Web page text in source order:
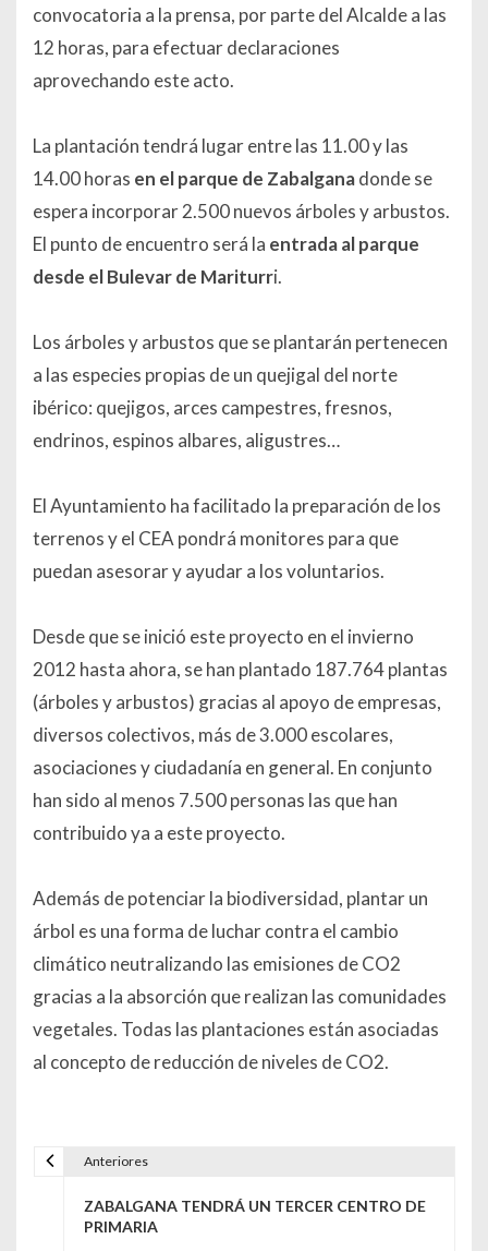
convocatoria a la prensa, por parte del Alcalde a las
12 horas, para efectuar declaraciones
aprovechando este acto.
La plantación tendrá lugar entre las 11.00 y las
14.00 horas en el parque de Zabalganadonde se
espera incorporar 2.500 nuevos árboles y arbustos.
El punto de encuentro será la entrada al parque
desde el Bulevar de Mariturri.
Los árboles y arbustos que se plantarán pertenecen
a las especies propias de un quejigal del norte
ibérico: quejigos, arces campestres, fresnos,
endrinos, espinos albares, aligustres…
El Ayuntamiento ha facilitado la preparación de los
terrenos y el CEA pondrá monitores para que
puedan asesorar y ayudar a los voluntarios.
Desde que se inició este proyecto en el invierno
2012 hasta ahora, se han plantado 187.764 plantas
(árboles y arbustos) gracias al apoyo de empresas,
diversos colectivos, más de 3.000 escolares,
asociaciones y ciudadanía en general. En conjunto
han sido al menos 7.500 personas las que han
contribuido ya a este proyecto.
Además de potenciar la biodiversidad, plantar un
árbol es una forma de luchar contra el cambio
climático neutralizando las emisiones de CO2
gracias a la absorción que realizan las comunidades
vegetales. Todas las plantaciones están asociadas
al concepto de reducción de niveles de CO2.
Anteriores
ZABALGANA TENDRÁ UN TERCER CENTRO DE
PRIMARIA